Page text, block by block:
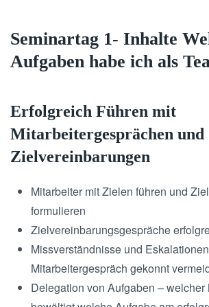
Seminartag 1- Inhalte
Aufgaben habe ich als
Erfolgreich Führen mit
Mitarbeitergesprächen und
Zielvereinbarungen
Mitarbeiter mit Zielen führen und
formulieren
Zielvereinbarungsgespräche
Missverständnisse und
Mitarbeitergespräch gekonnt
Delegation von Aufgaben – welcher